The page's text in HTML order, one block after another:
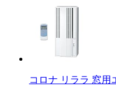
コロナ リララ 窓用